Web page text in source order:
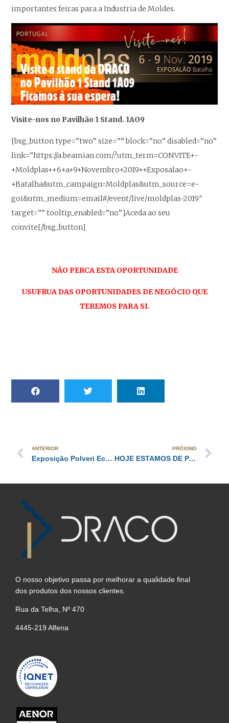
importantes feiras para a Industria de Moldes.
Visite-nos no Pavilhão 1 Stand. 1AO9
[bsg_button type=”two” size=”” block=”no” disabled=”no”
link=”https://a.beamian.com/?utm_term=CONVITE+-
+Moldplas++6+a+9+Novembro+2019++Exposalao+-
+Batalha&utm_campaign=Moldplas&utm_source=e-
goi&utm_medium=email#/event/live/moldplas-2019″
target=”” tooltip_enabled=”no”]Aceda ao seu
convite[/bsg_button]
NÃO PERCA ESTA OPORTUNIDADE
USUFRUA DAS OPORTUNIDADES DE NEGÓCIO QUE
TEREMOS PARA SI.
ANTERIOR
Exposição Polveri Eco Coating 2019
PRÓXIMO
HOJE ESTAMOS DE PARABÉNS
O nosso objetivo passa por melhorar a qualidade final
dos produtos dos nossos clientes.
Rua da Telha, Nº 470
4445-219 Alfena